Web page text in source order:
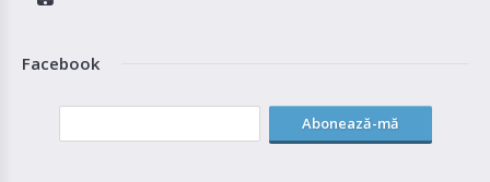
Facebook
Abonează-mă